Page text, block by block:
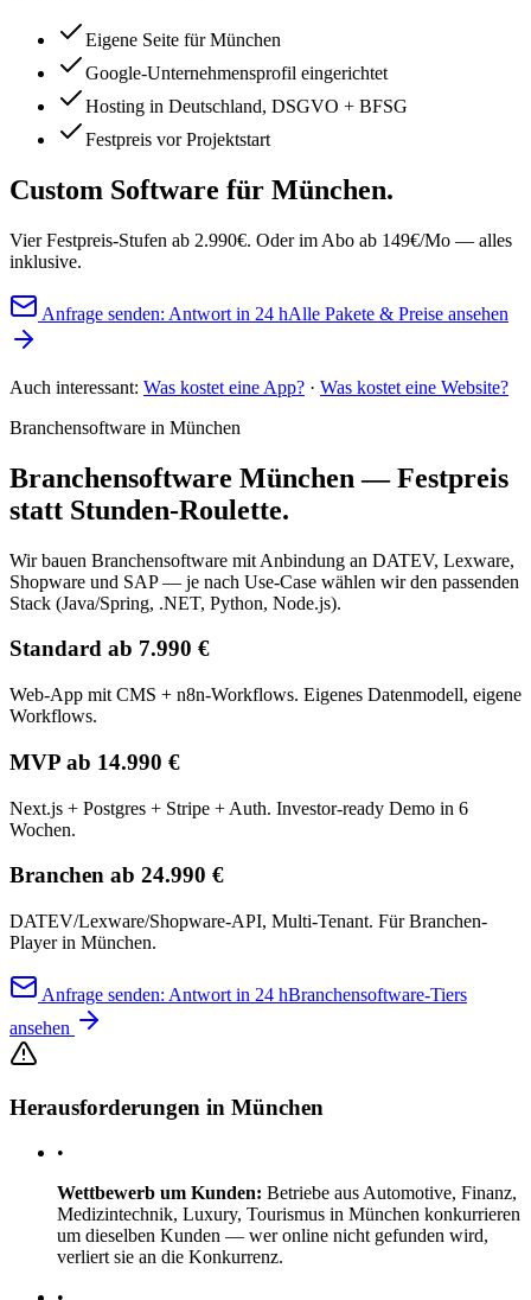
Eigene Seite für München
Google-Unternehmensprofil eingerichtet
Hosting in Deutschland, DSGVO + BFSG
Festpreis vor Projektstart
Custom Software für München.
Vier Festpreis-Stufen ab 2.990€. Oder im Abo ab 149€/Mo — alles
inklusive.
Anfrage senden: Antwort in 24 hAlle Pakete & Preise ansehen
Auch interessant: Was kostet eine App? · Was kostet eine Website?
Branchensoftware in München
Branchensoftware München — Festpreis
statt Stunden-Roulette.
Wir bauen Branchensoftware mit Anbindung an DATEV, Lexware,
Shopware und SAP — je nach Use-Case wählen wir den passenden
Stack (Java/Spring, .NET, Python, Node.js).
Standard ab 7.990 €
Web-App mit CMS + n8n-Workflows. Eigenes Datenmodell, eigene
Workflows.
MVP ab 14.990 €
Next.js + Postgres + Stripe + Auth. Investor-ready Demo in 6
Wochen.
Branchen ab 24.990 €
DATEV/Lexware/Shopware-API, Multi-Tenant. Für Branchen-
Player in München.
Anfrage senden: Antwort in 24 hBranchensoftware-Tiers
ansehen
Herausforderungen in München
•
Wettbewerb um Kunden: Betriebe aus Automotive, Finanz,
Medizintechnik, Luxury, Tourismus in München konkurrieren
um dieselben Kunden — wer online nicht gefunden wird,
verliert sie an die Konkurrenz.